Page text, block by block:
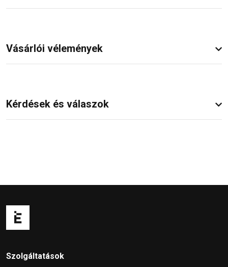
Vásárlói vélemények
Kérdések és válaszok
Szolgáltatások